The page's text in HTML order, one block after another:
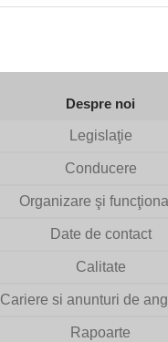
Despre noi
Legislaţie
Conducere
Organizare şi
Date de contact
Calitate
Cariere si anunturi de
Rapoarte